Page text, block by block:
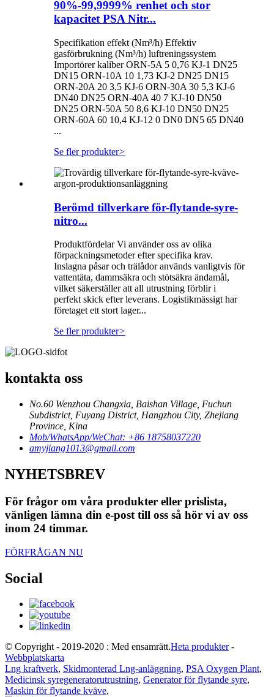
90%-99,9999% renhet och stor
kapacitet PSA Nitr...
Specifikation effekt (Nm³/h) Effektiv
gasförbrukning (Nm³/h) luftreningssystem
Importörer kaliber ORN-5A 5 0,76 KJ-1 DN25
DN15 ORN-10A 10 1,73 KJ-2 DN25 DN15
ORN-20A 20 3,5 KJ-6 ORN-30A 30 5,3 KJ-6
DN40 DN25 ORN-40A 40 7 KJ-10 DN50
DN25 ORN-50A 50 8,6 KJ-10 DN50 DN25
ORN-60A 60 10,4 KJ-12 0 DN0 DN5 65 DN40
...
Se fler produkter>
Berömd tillverkare för-flytande-syre-
nitro...
Produktfördelar Vi använder oss av olika
förpackningsmetoder efter specifika krav.
Inslagna påsar och trälådor används vanligtvis för
vattentäta, dammsäkra och stötsäkra ändamål,
vilket säkerställer att all utrustning förblir i
perfekt skick efter leverans. Logistikmässigt har
företaget ett stort lager...
Se fler produkter>
kontakta oss
No.60 Wenzhou Changxia, Baishan Village, Fuchun
Subdistrict, Fuyang District, Hangzhou City, Zhejiang
Province, Kina
Mob/WhatsApp/WeChat: +86 18758037220
amyjiang1013@gmail.com
NYHETSBREV
För frågor om våra produkter eller prislista,
vänligen lämna din e-post till oss så hör vi av oss
inom 24 timmar.
FÖRFRÅGAN NU
Social
© Copyright - 2019-2020 : Med ensamrätt.Heta produkter-
Webbplatskarta
Lng kraftverk, Skidmonterad Lng-anläggning, PSA Oxygen Plant,
Medicinsk syregeneratorutrustning, Generator för flytande syre,
Maskin för flytande kväve,